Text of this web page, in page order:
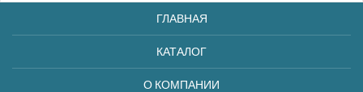
ГЛАВНАЯ
КАТАЛОГ
О КОМПАНИИ